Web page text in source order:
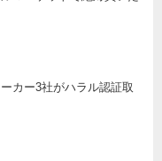
カー3社がハラル認証取